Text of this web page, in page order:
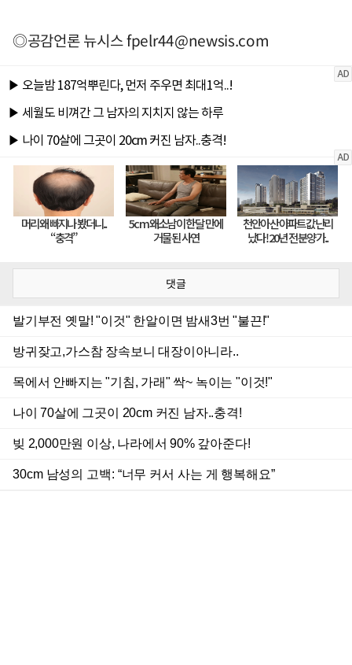
◎공감언론 뉴시스fpelr44@newsis.com
댓글